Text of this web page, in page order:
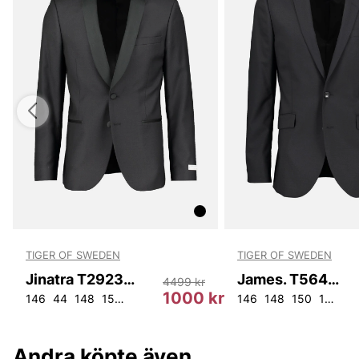
TIGER OF SWEDEN
Jinatra T29233 050
146 44 148 150 108
1000 kr
4499 kr
TIGER OF SWEDEN
James. T56431 050
146 148 150 152